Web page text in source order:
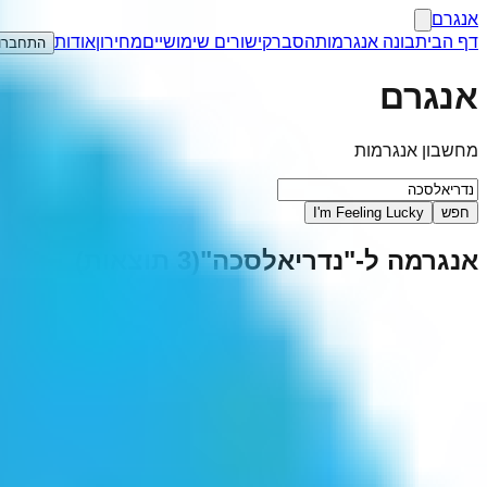
אנגרם
דף הביתבונה אנגרמותהסברקישורים שימושייםמחירוןאודות
אנגרם
מחשבון אנגרמות
חפש I'm Feeling Lucky
אנגרמה ל-"נדריאלסכה"
(
3